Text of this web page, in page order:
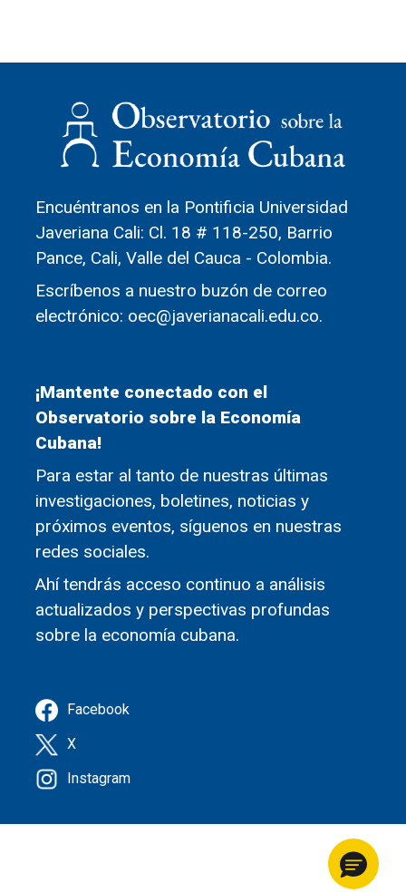
Encuéntranos en la Pontificia Universidad
Javeriana Cali: Cl. 18 # 118-250, Barrio
Pance, Cali, Valle del Cauca - Colombia.
Escríbenos a nuestro buzón de correo
electrónico: oec@javerianacali.edu.co.
¡Mantente conectado con el
Observatorio sobre la Economía
Cubana!
Para estar al tanto de nuestras últimas
investigaciones, boletines, noticias y
próximos eventos, síguenos en nuestras
redes sociales.
Ahí tendrás acceso continuo a análisis
actualizados y perspectivas profundas
sobre la economía cubana.
Facebook
X
Instagram